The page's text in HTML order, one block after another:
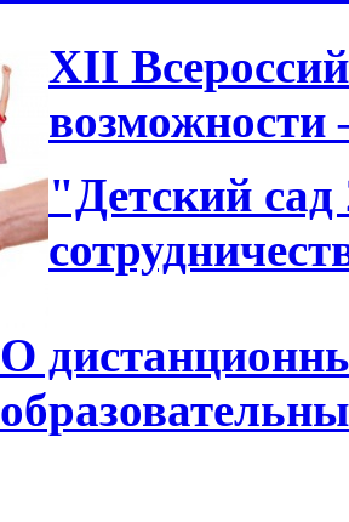
XII
возможности
"Детский
О